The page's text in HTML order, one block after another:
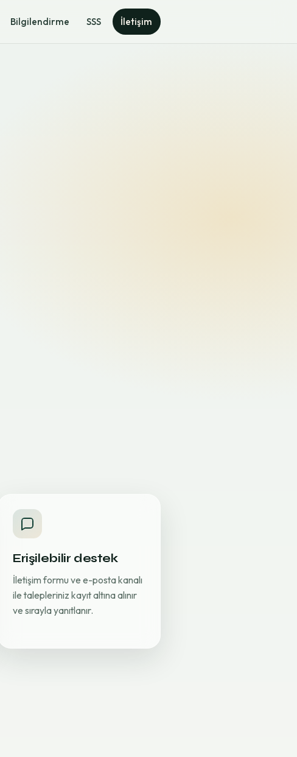
Bilgilendirme SSS İletişim
Erişilebilir destek
İletişim formu ve e-posta kanalı
ile talepleriniz kayıt altına alınır
ve sırayla yanıtlanır.